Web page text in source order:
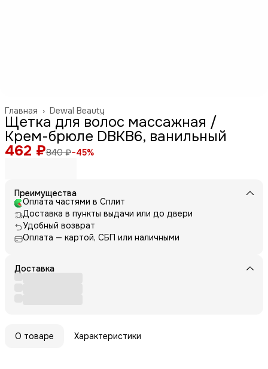
Dewal Beauty
Главная ›
Щетка для волос массажная /
Крем-брюле DBKB6, ванильный
462 ₽840 ₽−45%
Преимущества
Оплата частями в Сплит
Доставка в пункты выдачи или до двери
Удобный возврат
Оплата — картой, СБП или наличными
Доставка
О товаре Характеристики